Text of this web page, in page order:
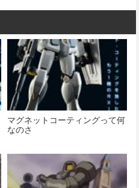
マグネットコーティングって何
なのさ